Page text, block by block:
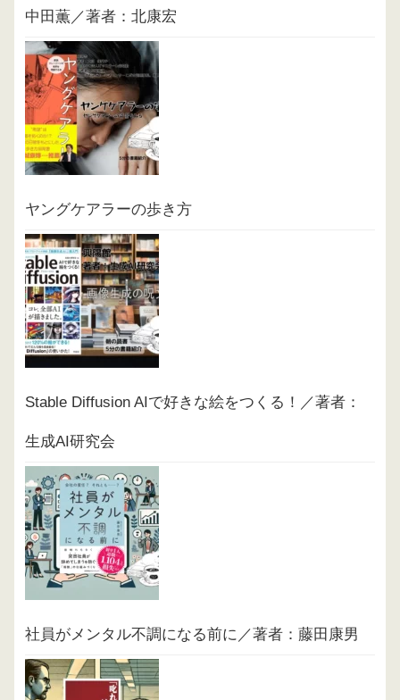
中田薫／著者：北康宏
ヤングケアラーの歩き方
Stable Diffusion AIで好きな絵をつくる！／著者：
生成AI研究会
社員がメンタル不調になる前に／著者：藤田康男